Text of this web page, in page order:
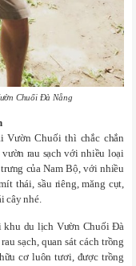
Chuối Đà Nẵng
Vườn Chuối thì chắc chắn
rau sạch với nhiều loại
của Nam Bộ, với nhiều
thái, sầu riêng, măng cụt,
cây nhé.
khu du lịch Vườn Chuối Đà
sạch, quan sát cách trồng
cơ luôn tươi, được trồng